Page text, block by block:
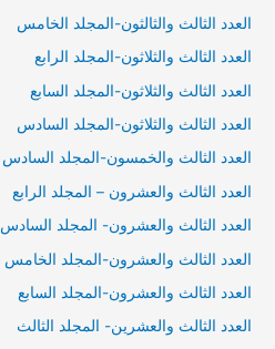
العدد الثالث والثالثون-المجلد الخامس
العدد الثالث والثلاثون-المجلد الرابع
العدد الثالث والثلاثون-المجلد السابع
العدد الثالث والثلاثون-المجلد السادس
العدد الثالث والخمسون-المجلد السادس
العدد الثالث والعشرون – المجلد الرابع
العدد الثالث والعشرون- المجلد السادس
العدد الثالث والعشرون-المجلد الخامس
العدد الثالث والعشرون-المجلد السابع
العدد الثالث والعشرين- المجلد الثالث